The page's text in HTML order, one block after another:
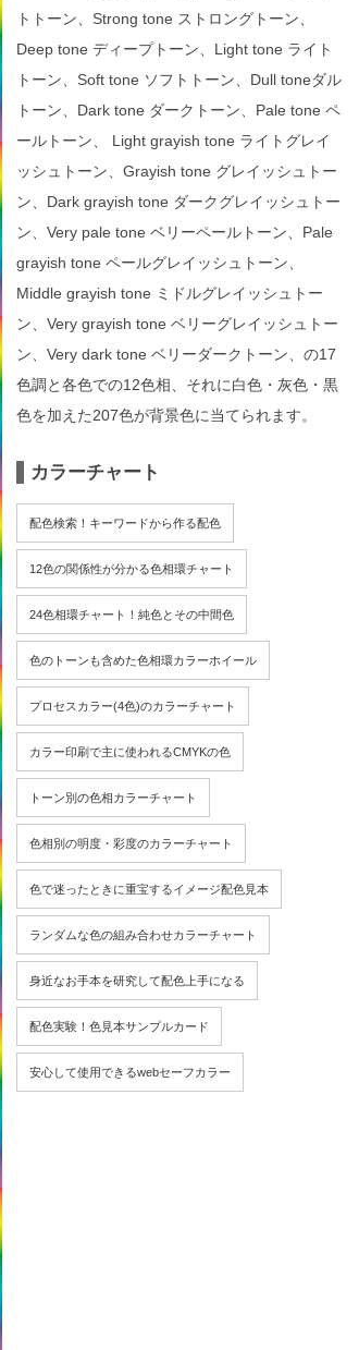
トトーン、Strong tone ストロングトーン、
Deep tone ディープトーン、Light tone ライト
トーン、Soft tone ソフトトーン、Dull toneダル
トーン、Dark tone ダークトーン、Pale tone ペ
ールトーン、 Light grayish tone ライトグレイ
ッシュトーン、Grayish tone グレイッシュトー
ン、Dark grayish tone ダークグレイッシュトー
ン、Very pale tone ベリーペールトーン、Pale
grayish tone ペールグレイッシュトーン、
Middle grayish tone ミドルグレイッシュトー
ン、Very grayish tone ベリーグレイッシュトー
ン、Very dark tone ベリーダークトーン、の17
色調と各色での12色相、それに白色・灰色・黒
色を加えた207色が背景色に当てられます。
カラーチャート
配色検索！キーワードから作る配色
12色の関係性が分かる色相環チャート
24色相環チャート！純色とその中間色
色のトーンも含めた色相環カラーホイール
プロセスカラー(4色)のカラーチャート
カラー印刷で主に使われるCMYKの色
トーン別の色相カラーチャート
色相別の明度・彩度のカラーチャート
色で迷ったときに重宝するイメージ配色見本
ランダムな色の組み合わせカラーチャート
身近なお手本を研究して配色上手になる
配色実験！色見本サンプルカード
安心して使用できるwebセーフカラー